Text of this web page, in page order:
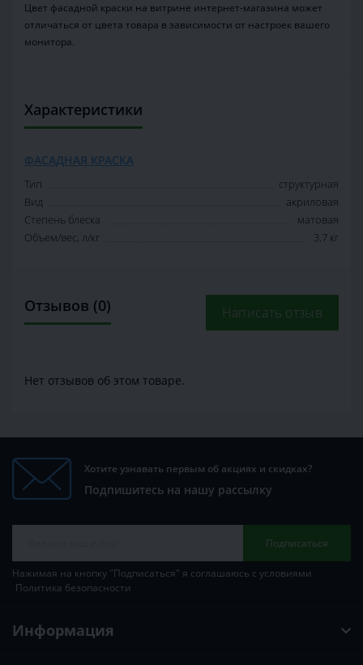
Цвет фасадной краски на витрине интернет-магазина может
отличаться от цвета товара в зависимости от настроек вашего
монитора.
Характеристики
ФАСАДНАЯ КРАСКА
Тип
структурная
Вид
акриловая
Степень блеска
матовая
Объем/вес, л/кг
3.7 кг
Отзывов (0) Написать отзыв
Нет отзывов об этом товаре.
Хотите узнавать первым об акциях и скидках?
Подпишитесь на нашу рассылку
Подписаться
Нажимая на кнопку "Подписаться" я соглашаюсь с условиями
Политика безопасности
Информация